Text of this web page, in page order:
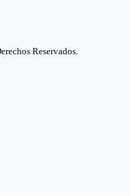
Reservados.